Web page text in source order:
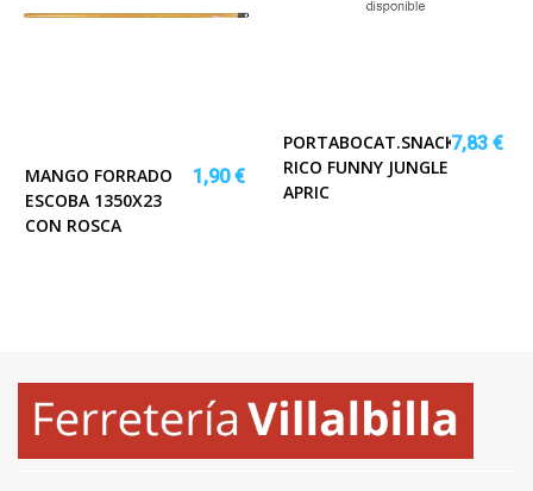
MANGO FORRADO
ESCOBA 1350X23
CON ROSCA
1,90 €
PORTABOCAT.SNACK
RICO FUNNY JUNGLE
APRIC
7,83 €